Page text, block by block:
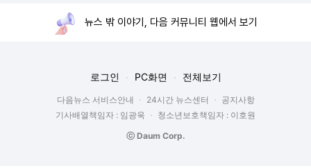
뉴스 밖 이야기, 다음 커뮤니티 웹에서 보기
로그인 PC화면 전체보기
다음뉴스 서비스안내 24시간 뉴스센터
공지사항
기사배열책임자 : 임광욱
청소년보호책임자 : 이호원
ⓒ Daum Corp.